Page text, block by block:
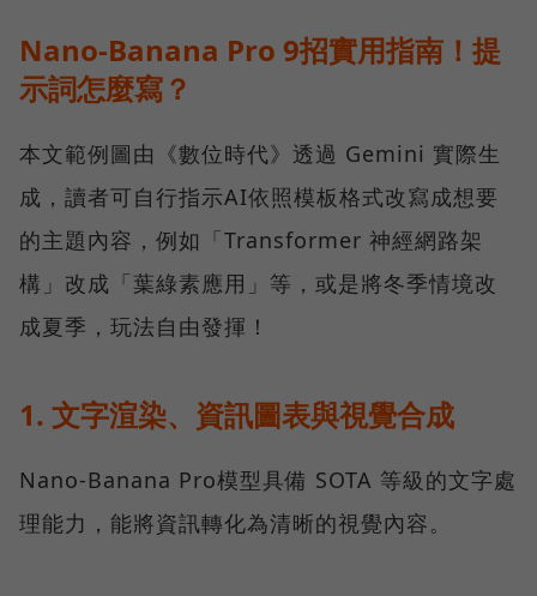
Nano-Banana Pro 9招實用指南！提
示詞怎麼寫？
本文範例圖由《數位時代》透過 Gemini 實際生
成，讀者可自行指示AI依照模板格式改寫成想要
的主題內容，例如「Transformer 神經網路架
構」改成「葉綠素應用」等，或是將冬季情境改
成夏季，玩法自由發揮！
1. 文字渲染、資訊圖表與視覺合成
Nano-Banana Pro模型具備 SOTA 等級的文字處
理能力，能將資訊轉化為清晰的視覺內容。